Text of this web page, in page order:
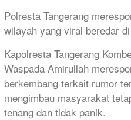
Polresta Tangerang
wilayah yang viral beredar
Kapolresta Tangerang
Waspada Amirullah
berkembang terkait rumor
mengimbau masyarakat
tenang dan tidak panik.